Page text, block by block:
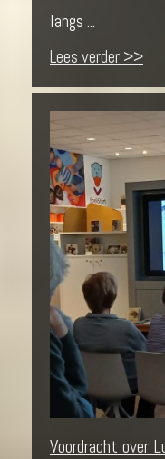
langs ...
Lees verder >>
Voordracht over